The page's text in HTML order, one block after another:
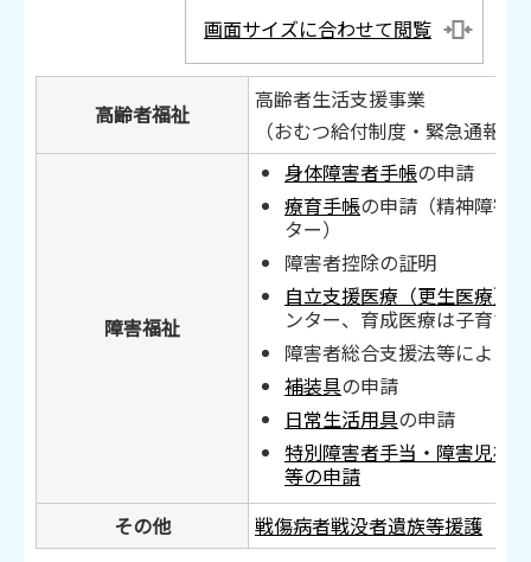
画面サイズに合わせて閲覧
高齢者福祉
高齢者生活支援事業
（おむつ給付制度・緊急通報
障害福祉
身体障害者手帳の申請
療育手帳の申請（精神障害
ター）
障害者控除の証明
自立支援医療（更生医療）
ンター、育成医療は子育て
障害者総合支援法等による
補装具の申請
日常生活用具の申請
特別障害者手当・障害児福
等の申請
その他
戦傷病者戦没者遺族等援護